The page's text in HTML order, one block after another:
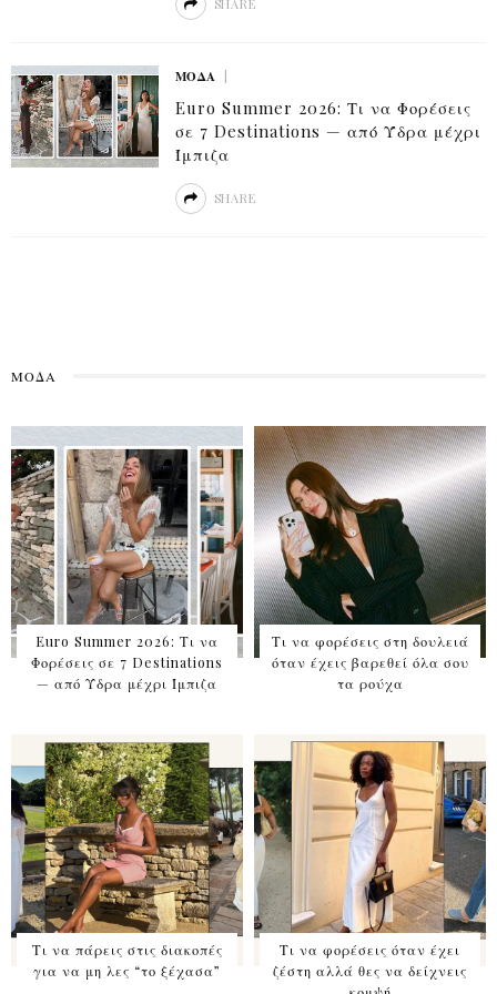
SHARE
ΜΟΔΑ
Euro Summer 2026: Τι να Φορέσεις
σε 7 Destinations — από Ύδρα μέχρι
Ίμπιζα
SHARE
ΜΌΔΑ
Euro Summer 2026: Τι να
Φορέσεις σε 7 Destinations
— από Ύδρα μέχρι Ίμπιζα
Τι να φορέσεις στη δουλειά
όταν έχεις βαρεθεί όλα σου
τα ρούχα
Τι να πάρεις στις διακοπές
για να μη λες “το ξέχασα”
Τι να φορέσεις όταν έχει
ζέστη αλλά θες να δείχνεις